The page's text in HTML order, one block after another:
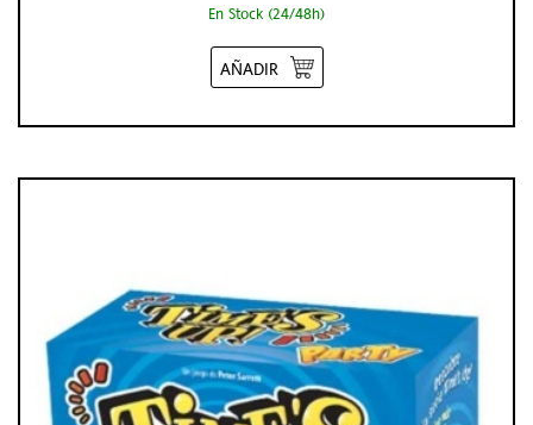
En Stock (24/48h)
AÑADIR